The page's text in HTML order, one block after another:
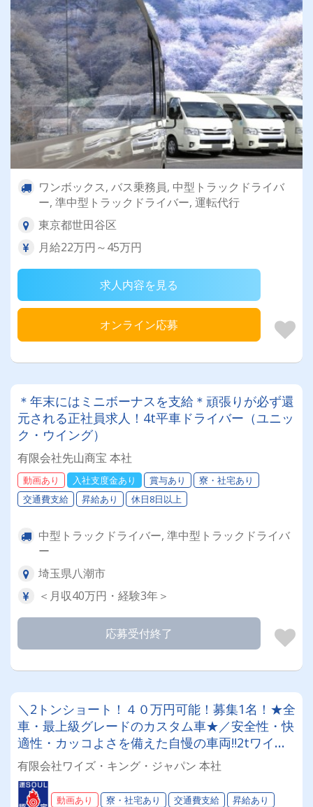
ワンボックス, バス乗務員, 中型トラックドライバ
ー, 準中型トラックドライバー, 運転代行
東京都世田谷区
月給22万円～45万円
求人内容を見る
オンライン応募
＊年末にはミニボーナスを支給＊頑張りが必ず還
元される正社員求人！4t平車ドライバー（ユニッ
ク・ウイング）
有限会社先山商宝 本社
動画あり 入社支度金あり 賞与あり
寮・社宅あり
交通費支給
昇給あり 休日8日以上
中型トラックドライバー, 準中型トラックドライバ
ー
埼玉県八潮市
＜月収40万円・経験3年＞
応募受付終了
＼2トンショート！４０万円可能！募集1名！★全
車・最上級グレードのカスタム車★／安全性・快
適性・カッコよさを備えた自慢の車両‼2tワイド
ロング車で建築資材・建設資材の関東一円配送〇
未経験者歓迎 〇寮完備 〇普通免許で応募可(資格
取得費用全額負担)
有限会社ワイズ・キング・ジャパン 本社
動画あり 寮・社宅あり 交通費支給 昇給あり